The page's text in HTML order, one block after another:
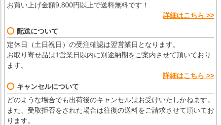
お買い上げ金額9,800円以上で送料無料です！
詳細はこちら >>
配送について
定休日（土日祝日）の受注確認は翌営業日となります。
お取り寄せ品は1営業日以内に別途納期をご案内させて頂いており
ます。
詳細はこちら >>
キャンセルについて
どのような場合でも出荷後のキャンセルはお受けいたしかねます。
また、受取拒否をされた場合は往復の送料をご請求させて頂いてお
ります。